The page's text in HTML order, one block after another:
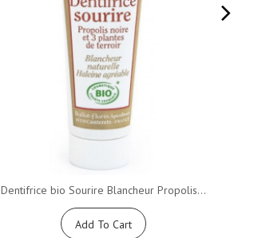
Dentifrice bio Sourire Blancheur Propolis...
Add To Cart